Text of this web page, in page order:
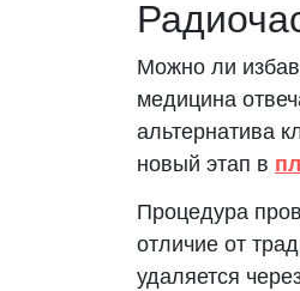
Можно ли
медицина
альтернатива
новый этап в
Процедура
отличие от
удаляется